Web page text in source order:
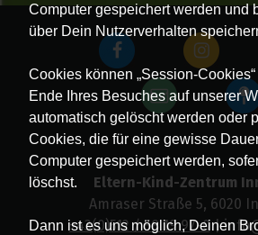
Computer gespeichert werden und
über Dein Nutzerverhalten
Cookies können „Session-
Ende Ihres Besuches auf unserer
automatisch gelöscht werden oder
Cookies, die für eine gewisse
Computer gespeichert werden,
löschst.
Dann ist es uns möglich, Deinen
Eltern-Kind-Zentrum
Amraser Straße 5, 6020
+43(0)512 / 58 19 97-0|